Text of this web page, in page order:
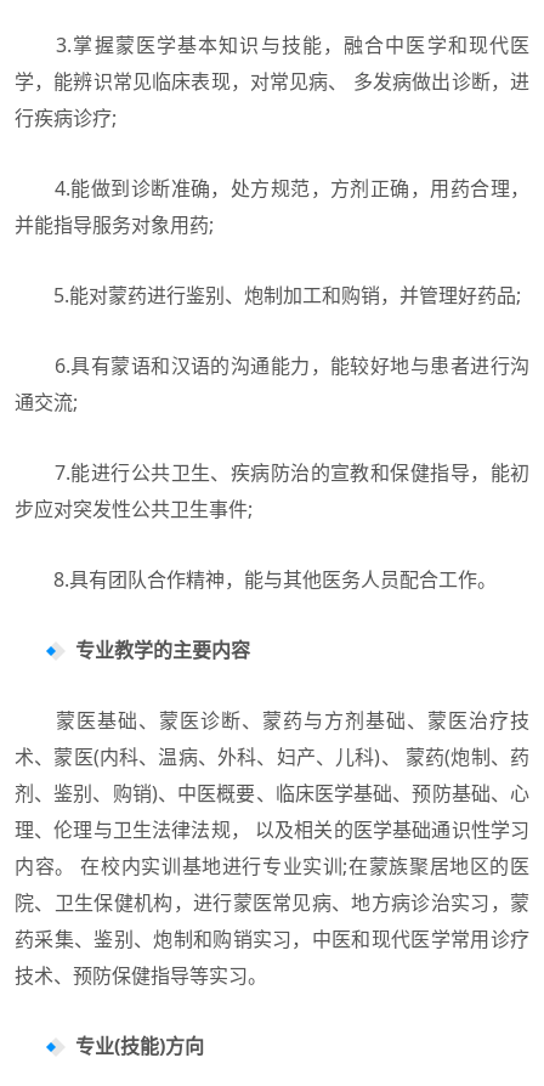
3.掌握蒙医学基本知识与技能，融合中医学和现代医
学，能辨识常见临床表现，对常见病、 多发病做出诊断，进
行疾病诊疗;
4.能做到诊断准确，处方规范，方剂正确，用药合理，
并能指导服务对象用药;
5.能对蒙药进行鉴别、炮制加工和购销，并管理好药品;
6.具有蒙语和汉语的沟通能力，能较好地与患者进行沟
通交流;
7.能进行公共卫生、疾病防治的宣教和保健指导，能初
步应对突发性公共卫生事件;
8.具有团队合作精神，能与其他医务人员配合工作。
专业教学的主要内容
蒙医基础、蒙医诊断、蒙药与方剂基础、蒙医治疗技
术、蒙医(内科、温病、外科、妇产、儿科)、 蒙药(炮制、药
剂、鉴别、购销)、中医概要、临床医学基础、预防基础、心
理、伦理与卫生法律法规， 以及相关的医学基础通识性学习
内容。 在校内实训基地进行专业实训;在蒙族聚居地区的医
院、卫生保健机构，进行蒙医常见病、地方病诊治实习，蒙
药采集、鉴别、炮制和购销实习，中医和现代医学常用诊疗
技术、预防保健指导等实习。
专业(技能)方向